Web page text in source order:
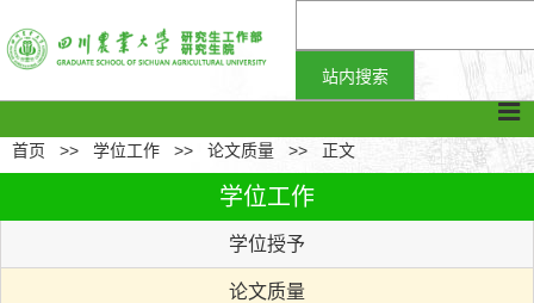
首页 >> 学位工作 >> 论文质量 >> 正文
学位工作
学位授予
论文质量